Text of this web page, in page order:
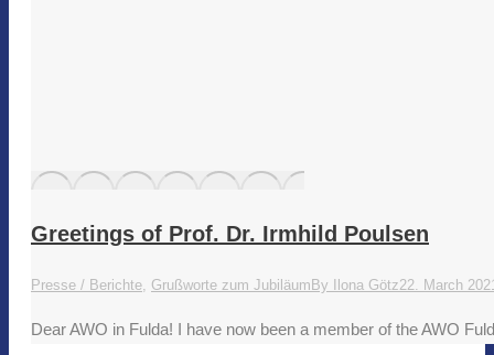
Greetings of Prof. Dr. Irmhild Poulsen
Presse / Berichte, Grußworte zum Jubiläum By Ilona Götz22. March
Dear AWO in Fulda! I have now been a member of the AWO